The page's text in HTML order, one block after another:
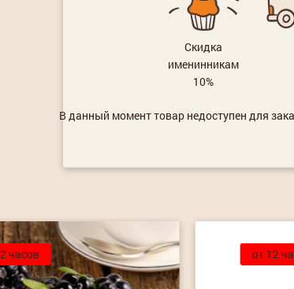
Скидка
именинникам
10%
В данный момент товар недоступен для
часов от 12